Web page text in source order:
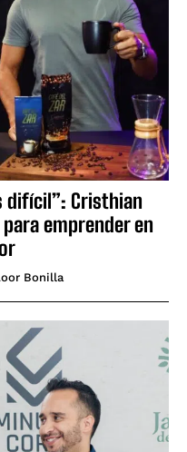
difícil”: Cristhian
emprender en
Bonilla